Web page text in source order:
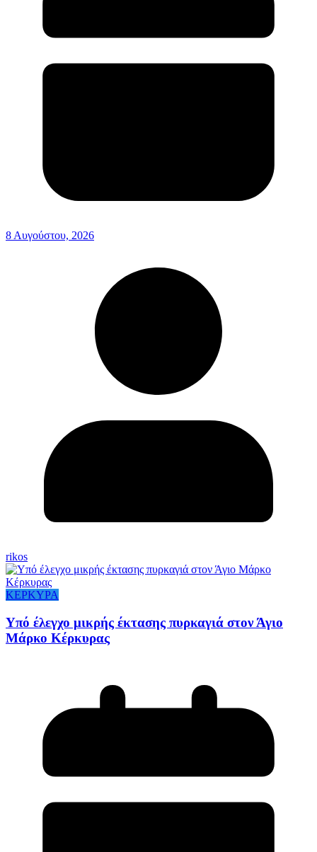
8 Αυγούστου, 2026
rikos
ΚΕΡΚΥΡΑ
Υπό έλεγχο μικρής έκτασης πυρκαγιά στον Άγιο
Μάρκο Κέρκυρας